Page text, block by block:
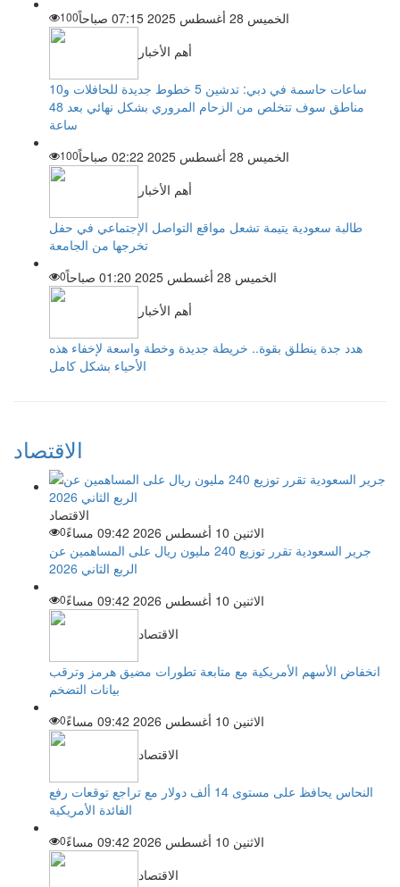
الخميس 28 أغسطس 2025 07:15 صباحاً
100
أهم الأخبار
ساعات حاسمة في دبي: تدشين 5 خطوط جديدة للحافلات و10
مناطق سوف تتخلص من الزحام المروري بشكل نهائي بعد 48
ساعة
الخميس 28 أغسطس 2025 02:22 صباحاً
100
أهم الأخبار
طالبة سعودية يتيمة تشعل مواقع التواصل الإجتماعي في حفل
تخرجها من الجامعة
الخميس 28 أغسطس 2025 01:20 صباحاً
0
أهم الأخبار
هدد جدة ينطلق بقوة.. خريطة جديدة وخطة واسعة لإخفاء هذه
الأحياء بشكل كامل
الاقتصاد
الاقتصاد
الاثنين 10 أغسطس 2026 09:42 مساءً
0
جرير السعودية تقرر توزيع 240 مليون ريال على المساهمين عن
الربع الثاني 2026
الاثنين 10 أغسطس 2026 09:42 مساءً
0
الاقتصاد
انخفاض الأسهم الأمريكية مع متابعة تطورات مضيق هرمز وترقب
بيانات التضخم
الاثنين 10 أغسطس 2026 09:42 مساءً
0
الاقتصاد
النحاس يحافظ على مستوى 14 ألف دولار مع تراجع توقعات رفع
الفائدة الأمريكية
الاثنين 10 أغسطس 2026 09:42 مساءً
0
الاقتصاد